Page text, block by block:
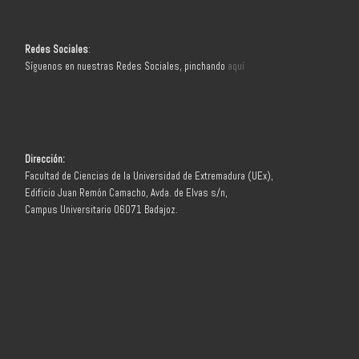
Redes Sociales:
Síguenos en nuestras Redes Sociales, pinchando aquí
Dirección:
Facultad de Ciencias de la Universidad de Extremadura (UEx),
Edificio Juan Remón Camacho, Avda. de Elvas s/n,
Campus Universitario 06071 Badajoz.